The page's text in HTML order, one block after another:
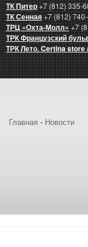
ТК Питер+7 (812) 335-
ТК Сенная+7 (812)
ТРЦ «Охта-Молл»+7
ТРК Французский
ТРК Лето. Certina store
Главная - Новости